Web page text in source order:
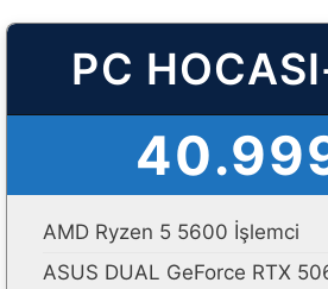
PC
AMD Ryzen 5 5600 İşlemci
ASUS DUAL GeForce RTX